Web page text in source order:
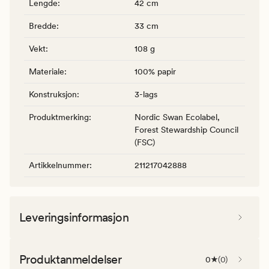
Lengde: 42 cm
Bredde: 33 cm
Vekt: 108 g
Materiale: 100% papir
Konstruksjon: 3-lags
Produktmerking:
Nordic Swan Ecolabel,
Forest Stewardship Council
(FSC)
Artikkelnummer: 211217042888
Leveringsinformasjon
Produktanmeldelser 0 (0)